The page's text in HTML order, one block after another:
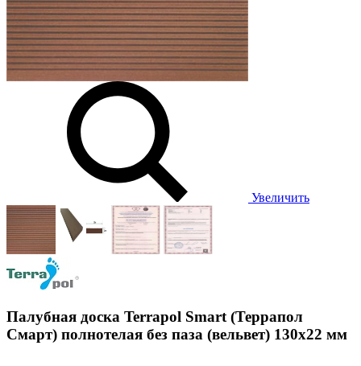
Увеличить
Палубная доска Terrapol Smart (Террапол
Смарт) полнотелая без паза (вельвет) 130х22 мм